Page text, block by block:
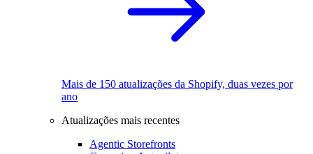
Mais de 150 atualizações da Shopify, duas vezes por
ano
Atualizações mais recentes
Agentic Storefronts